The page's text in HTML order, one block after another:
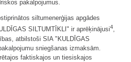
pakalpojumus.
siltumenerģijas apgādes
SILTUMTĪKLI" ir aprēķinājusi4,
atbilstoši SIA "KULDĪGAS
sniegšanas izmaksām.
faktiskajos un tiesiskajos